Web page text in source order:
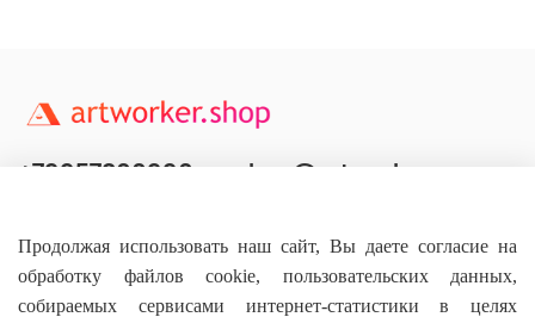
+79957800990 shop@artworker.pro
Продолжая использовать наш сайт, Вы даете согласие на
обработку файлов cookie, пользовательских данных,
собираемых сервисами интернет-статистики в целях